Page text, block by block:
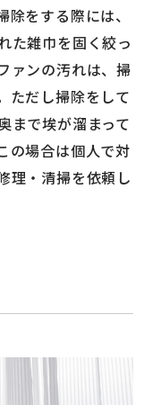
をする際には、
た雑巾を固く絞っ
ァンの汚れは、掃
ただし掃除をして
まで埃が溜まって
の場合は個人で対
理・清掃を依頼し